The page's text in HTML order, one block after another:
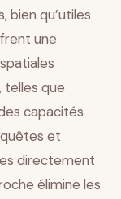
bien qu’utiles
une
telles que
capacités
et
directement
élimine les